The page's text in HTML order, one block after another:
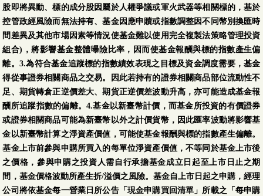
股即將異動、標的成分股因屬於人權爭議或軍火武器等相關標的，基於
控管政經風險而無法持有、基金因應申贖或指數調整因不同幣別換匯時
間差異及其他市場因素等情況使基金難以使用完全複製法策略管理投資
組合)，將影響基金整體曝險比率，因而使基金報酬與標的指數產生偏
離。3.為符合基金追蹤標的指數績效表現之目標及資金調度需要，基金
得從事證券相關商品之交易。因此若持有的證券相關商品部位流動性不
足、期貨轉倉正逆價差大、期貨正逆價差波動升高，亦可能造成基金報
酬所追蹤指數的偏離。4.基金以新臺幣計價，而基金所投資的有價證券
或證券相關商品可能為新臺幣以外之計價貨幣，因此匯率波動將影響基
金以新臺幣計算之淨資產價值，可能使基金報酬與標的指數產生偏離。
基金上市前參與申購所買入的每單位淨資產價值，不等同於基金上市後
之價格，參與申購之投資人需自行承擔基金成立日起至上市日止之期
間，基金價格波動所產生折/溢價之風險。基金自上市日起之申購，經理
公司將依基金每一營業日所公告「現金申購買回清單」所載之「每申購